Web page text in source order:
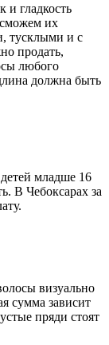
и гладкость
их
тусклыми и с
продать,
любого
должна быть
младше 16
В Чебоксарах за
визуально
сумма зависит
пряди стоят